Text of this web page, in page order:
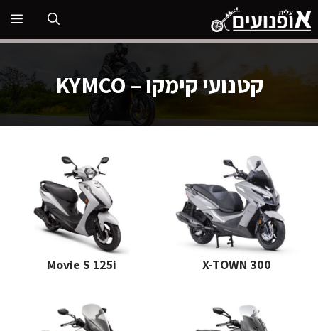
לדלג
לתוכן
קטנועי קימקו – KYMCO
X-TOWN 300
Movie S 125i